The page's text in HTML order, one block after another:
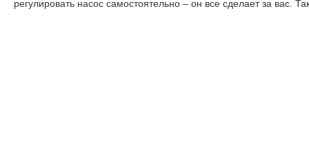
регулировать насос самостоятельно – он все сделает за